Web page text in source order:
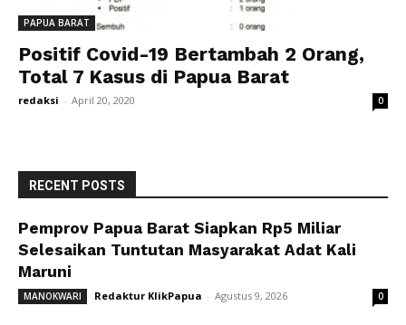
PAPUA BARAT
Positif Covid-19 Bertambah 2 Orang,
Total 7 Kasus di Papua Barat
redaksi - April 20, 2020 0
RECENT POSTS
Pemprov Papua Barat Siapkan Rp5 Miliar
Selesaikan Tuntutan Masyarakat Adat Kali
Maruni
MANOKWARI Redaktur KlikPapua - Agustus 9, 2026 0